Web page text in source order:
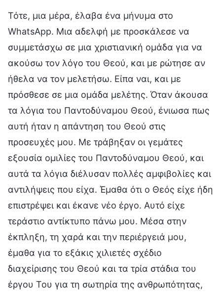
Τότε, μια μέρα, έλαβα ένα μήνυμα στο
WhatsApp. Μια αδελφή με προσκάλεσε να
συμμετάσχω σε μια χριστιανική ομάδα για να
ακούσω τον λόγο του Θεού, και με ρώτησε αν
ήθελα να τον μελετήσω. Είπα ναι, και με
πρόσθεσε σε μια ομάδα μελέτης. Όταν άκουσα
τα λόγια του Παντοδύναμου Θεού, ένιωσα πως
αυτή ήταν η απάντηση του Θεού στις
προσευχές μου. Με τράβηξαν οι γεμάτες
εξουσία ομιλίες του Παντοδύναμου Θεού, και
αυτά τα λόγια διέλυσαν πολλές αμφιβολίες και
αντιλήψεις που είχα. Έμαθα ότι ο Θεός είχε ήδη
επιστρέψει και έκανε νέο έργο. Αυτό είχε
τεράστιο αντίκτυπο πάνω μου. Μέσα στην
έκπληξη, τη χαρά και την περιέργειά μου,
έμαθα για το εξάκις χιλιετές σχέδιο
διαχείρισης του Θεού και τα τρία στάδια του
έργου Του για τη σωτηρία της ανθρωπότητας,